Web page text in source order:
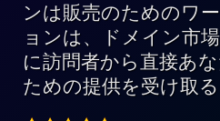
ンは販売のためのワ
ョンは、ドメイン市
に訪問者から直接あ
ための提供を受け取